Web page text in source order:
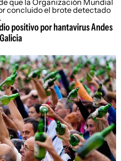
positivo por hantavirus Andes